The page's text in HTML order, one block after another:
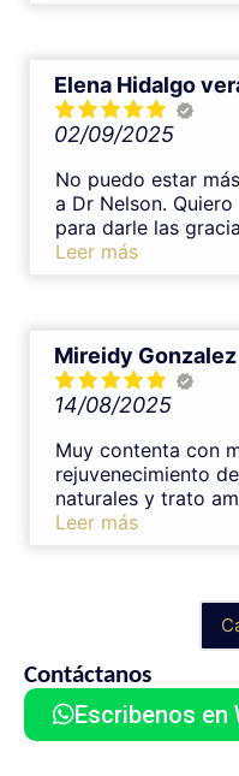
nota su
el primer momento
claridad, resolvió
fue muy cuidadoso
El resultado ha
armonioso, justo lo
recomiendo al
Elena Hidalgo
02/09/2025
No puedo estar
a Dr Nelson.
para darle las
Leer más
Mireidy Gonzalez
14/08/2025
Muy contenta con
rejuvenecimiento
naturales y trato
tratarme con el Dr.
Leer más
Contáctanos
Escribenos en